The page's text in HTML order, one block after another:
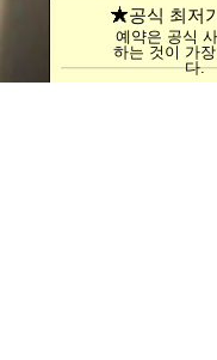
예약은 공식
하는 것이 가
다.
★공식 최저